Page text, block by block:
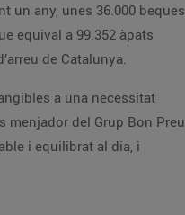
un any, unes 36.000 beques
equival a 99.352 àpats
de Catalunya.
a una necessitat
menjador del Grup Bon Preu
i equilibrat al dia, i